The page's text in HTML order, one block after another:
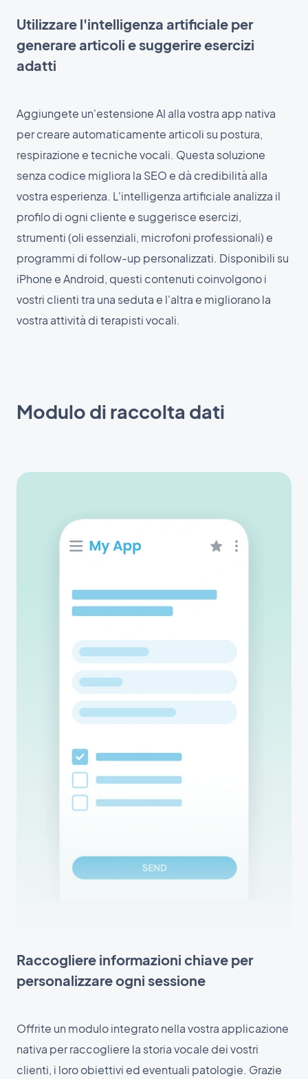
Utilizzare l'intelligenza artificiale per
generare articoli e suggerire esercizi
adatti
Aggiungete un'estensione AI alla vostra app nativa
per creare automaticamente articoli su postura,
respirazione e tecniche vocali. Questa soluzione
senza codice migliora la SEO e dà credibilità alla
vostra esperienza. L'intelligenza artificiale analizza il
profilo di ogni cliente e suggerisce esercizi,
strumenti (oli essenziali, microfoni professionali) e
programmi di follow-up personalizzati. Disponibili su
iPhone e Android, questi contenuti coinvolgono i
vostri clienti tra una seduta e l'altra e migliorano la
vostra attività di terapisti vocali.
Modulo di raccolta dati
Raccogliere informazioni chiave per
personalizzare ogni sessione
Offrite un modulo integrato nella vostra applicazione
nativa per raccogliere la storia vocale dei vostri
clienti, i loro obiettivi ed eventuali patologie. Grazie